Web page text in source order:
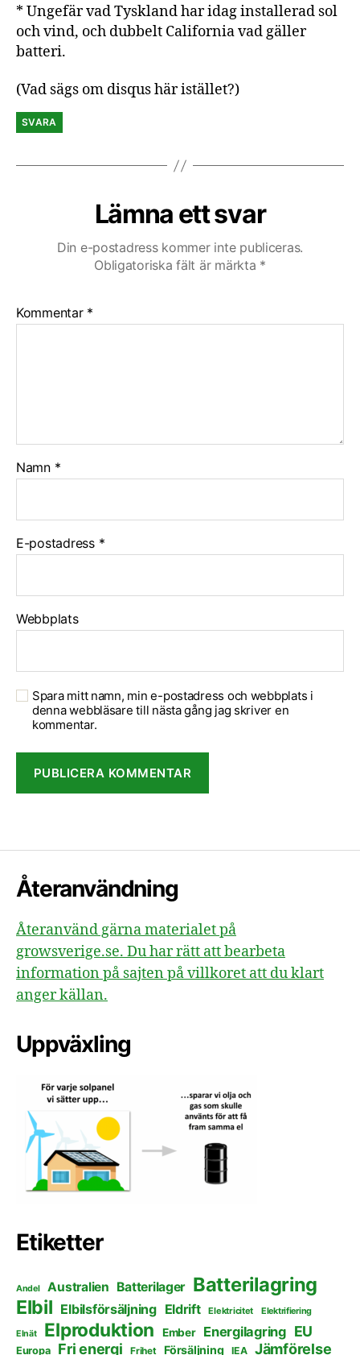
* Ungefär vad Tyskland har idag installerad sol
och vind, och dubbelt California vad gäller
batteri.
(Vad sägs om disqus här istället?)
SVARA
Lämna ett svar
Din e-postadress kommer inte publiceras.
Obligatoriska fält är märkta *
Kommentar *
Namn *
E-postadress *
Webbplats
Spara mitt namn, min e-postadress och webbplats i
denna webbläsare till nästa gång jag skriver en
kommentar.
Återanvändning
Återanvänd gärna materialet på
growsverige.se. Du har rätt att bearbeta
information på sajten på villkoret att du klart
anger källan.
Uppväxling
Etiketter
Andel Australien Batterilager Batterilagring
Elbil Elbilsförsäljning Eldrift Elektricitet Elektrifiering
Elnät Elproduktion Ember Energilagring EU
Europa Fri energi Frihet Försäljning IEA Jämförelse